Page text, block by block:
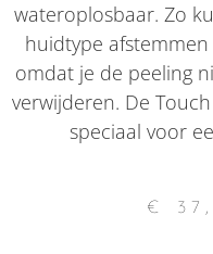
wateroplosbaar. Zo
huidtype
omdat je de peeling
verwijderen. De
speciaal voor
€